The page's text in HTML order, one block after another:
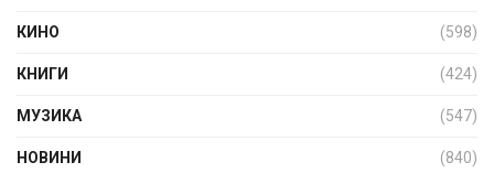
КИНО (598)
КНИГИ (424)
МУЗИКА (547)
НОВИНИ (840)